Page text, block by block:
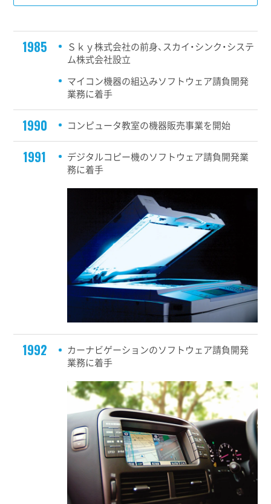
1985
Ｓｋｙ株式会社の前身、スカイ・シンク・システ
ム株式会社設立
マイコン機器の組込みソフトウェア請負開発
業務に着手
1990 コンピュータ教室の機器販売事業を開始
1991
デジタルコピー機のソフトウェア請負開発業
務に着手
1992
カーナビゲーションのソフトウェア請負開発
業務に着手